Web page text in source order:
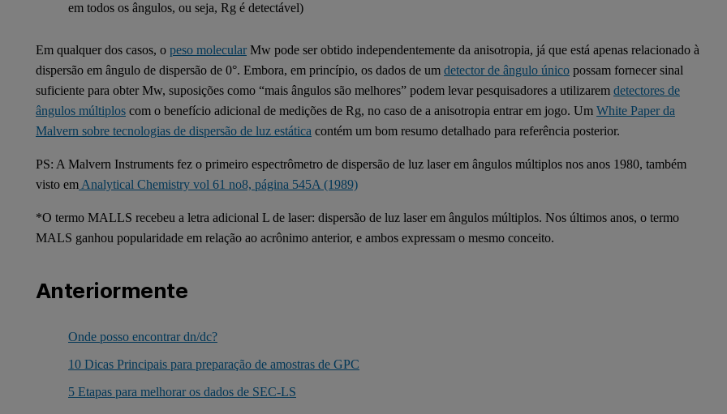
em todos os ângulos, ou seja, Rg é detectável)
Em qualquer dos casos, o peso molecularMw pode ser obtido independentemente da anisotropia, já que está apenas relacionado à
dispersão em ângulo de dispersão de 0°. Embora, em princípio, os dados de um detector de ângulo único possam fornecer sinal
suficiente para obter Mw, suposições como “mais ângulos são melhores” podem levar pesquisadores a utilizarem detectores de
ângulos múltiplos com o benefício adicional de medições de Rg, no caso de a anisotropia entrar em jogo. Um White Paper da
Malvern sobre tecnologias de dispersão de luz estática contém um bom resumo detalhado para referência posterior.
PS: A Malvern Instruments fez o primeiro espectrômetro de dispersão de luz laser em ângulos múltiplos nos anos 1980, também
visto em Analytical Chemistry vol 61 no8, página 545A (1989)
*O termo MALLS recebeu a letra adicional L de laser: dispersão de luz laser em ângulos múltiplos. Nos últimos anos, o termo
MALS ganhou popularidade em relação ao acrônimo anterior, e ambos expressam o mesmo conceito.
Anteriormente
Onde posso encontrar dn/dc?
10 Dicas Principais para preparação de amostras de GPC
5 Etapas para melhorar os dados de SEC-LS